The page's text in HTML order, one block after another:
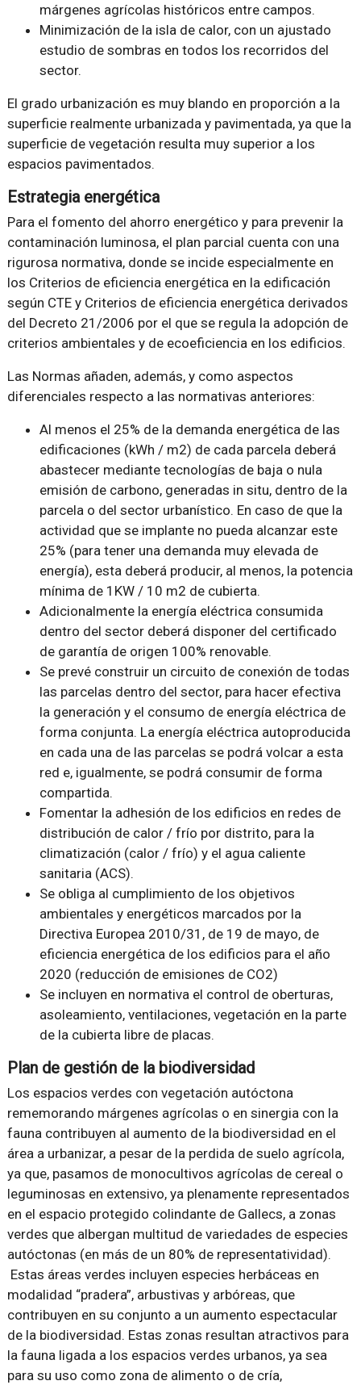
márgenes agrícolas históricos entre campos.
Minimización de la isla de calor, con un ajustado
estudio de sombras en todos los recorridos del
sector.
El grado urbanización es muy blando en proporción a la
superficie realmente urbanizada y pavimentada, ya que la
superficie de vegetación resulta muy superior a los
espacios pavimentados.
Estrategia energética
Para el fomento del ahorro energético y para prevenir la
contaminación luminosa, el plan parcial cuenta con una
rigurosa normativa, donde se incide especialmente en
los Criterios de eficiencia energética en la edificación
según CTE y Criterios de eficiencia energética derivados
del Decreto 21/2006 por el que se regula la adopción de
criterios ambientales y de ecoeficiencia en los edificios.
Las Normas añaden, además, y como aspectos
diferenciales respecto a las normativas anteriores:
Al menos el 25% de la demanda energética de las
edificaciones (kWh / m2) de cada parcela deberá
abastecer mediante tecnologías de baja o nula
emisión de carbono, generadas in situ, dentro de la
parcela o del sector urbanístico. En caso de que la
actividad que se implante no pueda alcanzar este
25% (para tener una demanda muy elevada de
energía), esta deberá producir, al menos, la potencia
mínima de 1KW / 10 m2 de cubierta.
Adicionalmente la energía eléctrica consumida
dentro del sector deberá disponer del certificado
de garantía de origen 100% renovable.
Se prevé construir un circuito de conexión de todas
las parcelas dentro del sector, para hacer efectiva
la generación y el consumo de energía eléctrica de
forma conjunta. La energía eléctrica autoproducida
en cada una de las parcelas se podrá volcar a esta
red e, igualmente, se podrá consumir de forma
compartida.
Fomentar la adhesión de los edificios en redes de
distribución de calor / frío por distrito, para la
climatización (calor / frío) y el agua caliente
sanitaria (ACS).
Se obliga al cumplimiento de los objetivos
ambientales y energéticos marcados por la
Directiva Europea 2010/31, de 19 de mayo, de
eficiencia energética de los edificios para el año
2020 (reducción de emisiones de CO2)
Se incluyen en normativa el control de oberturas,
asoleamiento, ventilaciones, vegetación en la parte
de la cubierta libre de placas.
Plan de gestión de la biodiversidad
Los espacios verdes con vegetación autóctona
rememorando márgenes agrícolas o en sinergia con la
fauna contribuyen al aumento de la biodiversidad en el
área a urbanizar, a pesar de la perdida de suelo agrícola,
ya que, pasamos de monocultivos agrícolas de cereal o
leguminosas en extensivo, ya plenamente representados
en el espacio protegido colindante de Gallecs, a zonas
verdes que albergan multitud de variedades de especies
autóctonas (en más de un 80% de representatividad).
Estas áreas verdes incluyen especies herbáceas en
modalidad “pradera”, arbustivas y arbóreas, que
contribuyen en su conjunto a un aumento espectacular
de la biodiversidad. Estas zonas resultan atractivos para
la fauna ligada a los espacios verdes urbanos, ya sea
para su uso como zona de alimento o de cría,